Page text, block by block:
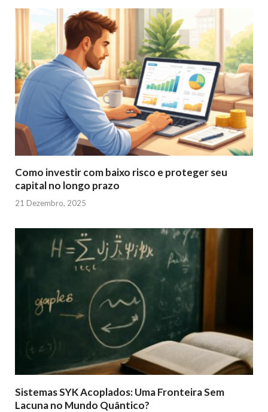
Como investir com baixo risco e proteger seu
capital no longo prazo
21 Dezembro, 2025
Sistemas SYK Acoplados: Uma Fronteira Sem
Lacuna no Mundo Quântico?